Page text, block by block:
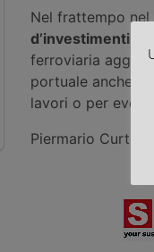
Nel frattempo
d’investimenti
ferroviaria
portuale anche in
lavori o per
Piermario Curti